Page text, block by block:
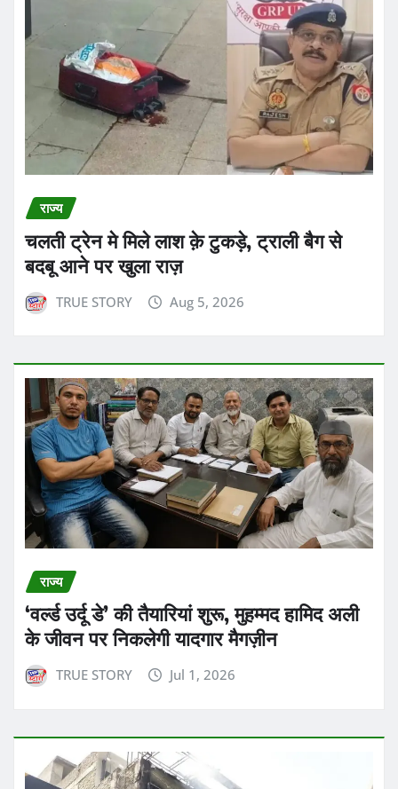
राज्य
चलती ट्रेन मे मिले लाश क़े टुकड़े, ट्राली बैग से
बदबू आने पर खुला राज़
TRUE STORY Aug 5, 2026
राज्य
‘वर्ल्ड उर्दू डे’ की तैयारियां शुरू, मुहम्मद हामिद अली
के जीवन पर निकलेगी यादगार मैगज़ीन
TRUE STORY Jul 1, 2026